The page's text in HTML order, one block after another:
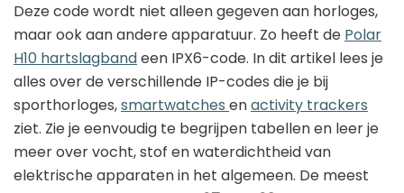
Deze code wordt niet alleen gegeven aan horloges,
maar ook aan andere apparatuur. Zo heeft de Polar
H10 hartslagbandeen IPX6-code. In dit artikel lees je
alles over de verschillende IP-codes die je bij
sporthorloges,smartwatches enactivity trackers
ziet. Zie je eenvoudig te begrijpen tabellen en leer je
meer over vocht, stof en waterdichtheid van
elektrische apparaten in het algemeen. De meest